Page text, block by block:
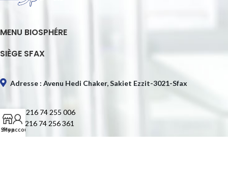
MENU BIOSPHÉRE
SIÈGE SFAX
Adresse : Avenu Hedi Chaker, Sakiet Ezzit-3021-Sfax
Tél. : +216 74 255 006
Fax : +216 74 256 361
Shop
My account